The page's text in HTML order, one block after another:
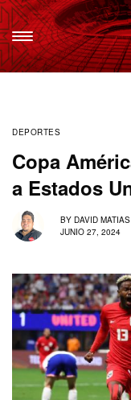
DEPORTES
Copa
a Estados
BY DAVID MATIAS
JUNIO 27, 2024